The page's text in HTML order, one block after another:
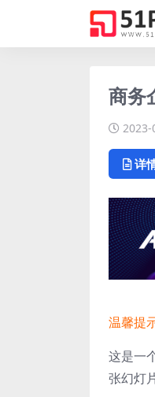
商务
2023-
详
温馨提
这是一
张幻灯